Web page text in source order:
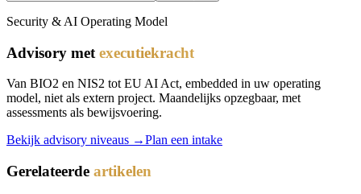
Security & AI Operating Model
Advisory met executiekracht
Van BIO2 en NIS2 tot EU AI Act, embedded in uw operating
model, niet als extern project. Maandelijks opzegbaar, met
assessments als bewijsvoering.
Bekijk advisory niveaus →Plan een intake
Gerelateerde artikelen